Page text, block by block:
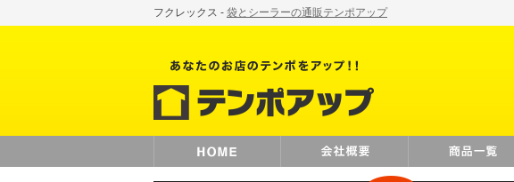
フクレックス - 袋とシーラーの通販テンポアップ